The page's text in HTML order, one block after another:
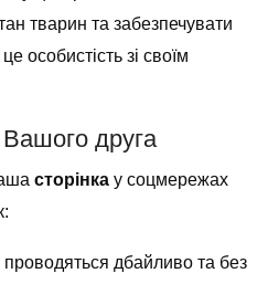
тварин та забезпечувати
особистість зі своїм
друга
сторінка у соцмережах
проводяться дбайливо та без